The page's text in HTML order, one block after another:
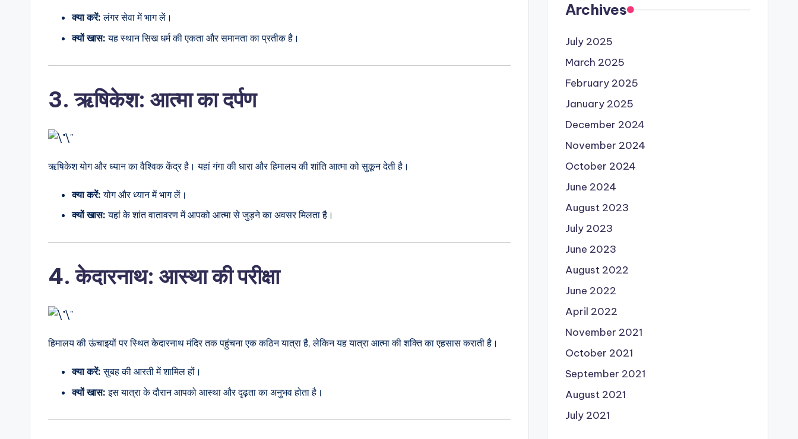
क्या करें: लंगर सेवा में भाग लें।
क्यों खास: यह स्थान सिख धर्म की एकता और समानता का प्रतीक है।
3. ऋषिकेश: आत्मा का दर्पण
ऋषिकेश योग और ध्यान का वैश्विक केंद्र है। यहां गंगा की धारा और हिमालय की शांति आत्मा को सुकून देती है।
क्या करें: योग और ध्यान में भाग लें।
क्यों खास: यहां के शांत वातावरण में आपको आत्मा से जुड़ने का अवसर मिलता है।
4. केदारनाथ: आस्था की परीक्षा
हिमालय की ऊंचाइयों पर स्थित केदारनाथ मंदिर तक पहुंचना एक कठिन यात्रा है, लेकिन यह यात्रा आत्मा की शक्ति का एहसास कराती है।
क्या करें: सुबह की आरती में शामिल हों।
क्यों खास: इस यात्रा के दौरान आपको आस्था और दृढ़ता का अनुभव होता है।
Archives
July 2025
March 2025
February 2025
January 2025
December 2024
November 2024
October 2024
June 2024
August 2023
July 2023
June 2023
August 2022
June 2022
April 2022
November 2021
October 2021
September 2021
August 2021
July 2021